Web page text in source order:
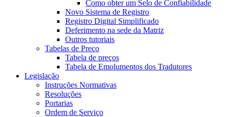
Como obter um Selo de Confiabilidade
Novo Sistema de Registro
Registro Digital Simplificado
Deferimento na sede da Matriz
Outros tutoriais
Tabelas de Preço
Tabela de preços
Tabela de Emolumentos dos Tradutores
Legislação
Instruções Normativas
Resoluções
Portarias
Ordem de Serviço